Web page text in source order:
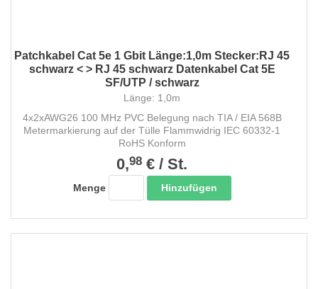
Patchkabel Cat 5e 1 Gbit Länge:1,0m Stecker:RJ 45
schwarz < > RJ 45 schwarz Datenkabel Cat 5E
SF/UTP / schwarz
Länge: 1,0m
4x2xAWG26 100 MHz PVC Belegung nach TIA / EIA 568B
Metermarkierung auf der Tülle Flammwidrig IEC 60332-1
RoHS Konform
0,98 € / St.
Menge Hinzufügen